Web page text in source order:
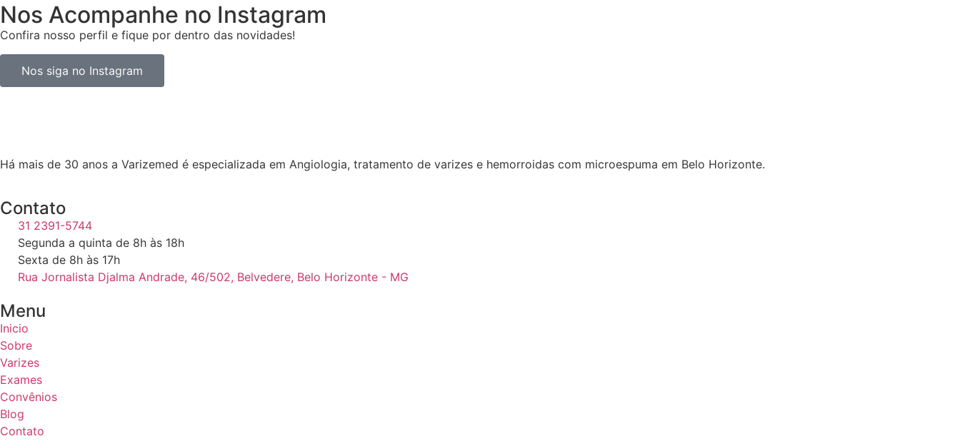
Nos Acompanhe no Instagram
Confira nosso perfil e fique por dentro das novidades!
Nos siga no Instagram
Há mais de 30 anos a Varizemed é especializada em Angiologia, tratamento de varizes e hemorroidas com microespuma em Belo Horizonte.
Contato
31 2391-5744
Segunda a quinta de 8h às 18h
Sexta de 8h às 17h
Rua Jornalista Djalma Andrade, 46/502, Belvedere, Belo Horizonte - MG
Menu
Inicio
Sobre
Varizes
Exames
Convênios
Blog
Contato